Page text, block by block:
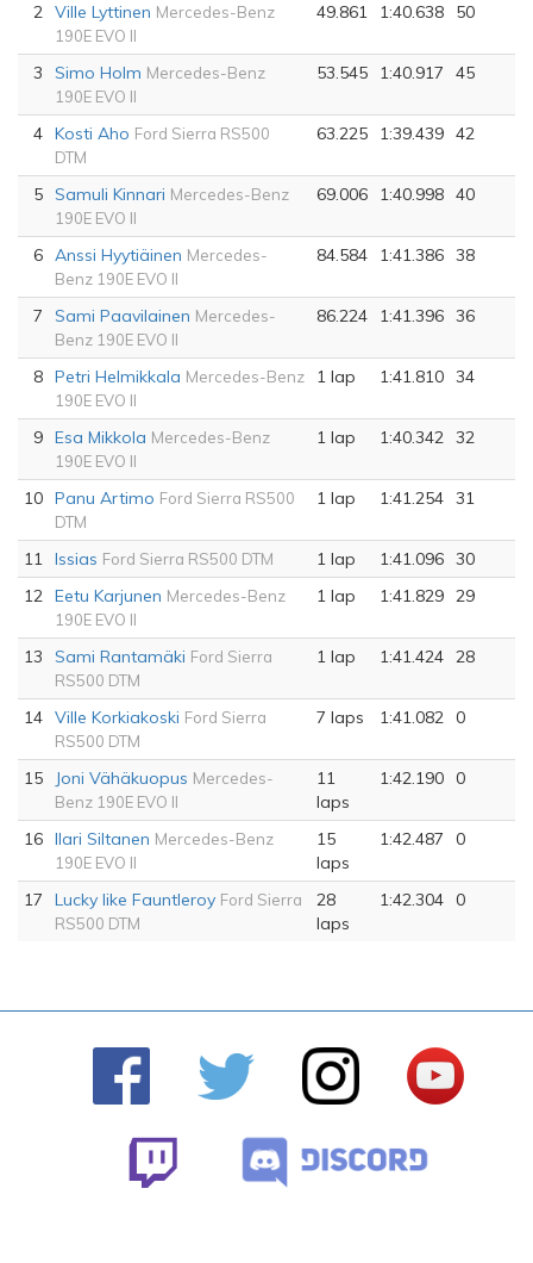
2 Ville Lyttinen Mercedes-Benz
190E EVO II
49.861 1:40.638 50
3 Simo Holm Mercedes-Benz
190E EVO II
53.545 1:40.917 45
4 Kosti Aho Ford Sierra RS500
DTM
63.225 1:39.439 42
5 Samuli Kinnari Mercedes-Benz
190E EVO II
69.006 1:40.998 40
6 Anssi Hyytiäinen Mercedes-
Benz 190E EVO II
84.584 1:41.386 38
7 Sami Paavilainen Mercedes-
Benz 190E EVO II
86.224 1:41.396 36
8 Petri Helmikkala Mercedes-Benz
190E EVO II
1 lap 1:41.810 34
9 Esa Mikkola Mercedes-Benz
190E EVO II
1 lap 1:40.342 32
10 Panu Artimo Ford Sierra RS500
DTM
1 lap 1:41.254 31
11 Issias Ford Sierra RS500 DTM 1 lap 1:41.096 30
12 Eetu Karjunen Mercedes-Benz
190E EVO II
1 lap 1:41.829 29
13 Sami Rantamäki Ford Sierra
RS500 DTM
1 lap 1:41.424 28
14 Ville Korkiakoski Ford Sierra
RS500 DTM
7 laps 1:41.082 0
15 Joni Vähäkuopus Mercedes-
Benz 190E EVO II
11
laps
1:42.190 0
16 Ilari Siltanen Mercedes-Benz
190E EVO II
15
laps
1:42.487 0
17 Lucky like Fauntleroy Ford Sierra
RS500 DTM
28
laps
1:42.304 0